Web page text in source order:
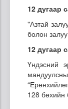
12 дугаар
"Азтай
болон
12 дугаар
Үндэсний
128 бөхийн